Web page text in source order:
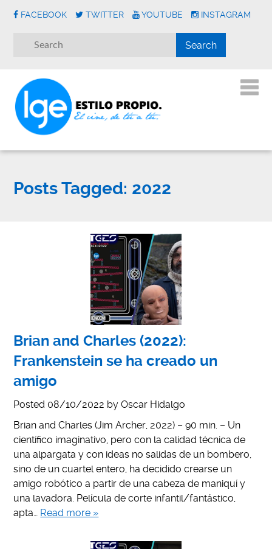
FACEBOOK TWITTER YOUTUBE INSTAGRAM
Posts Tagged: 2022
Brian and Charles (2022):
Frankenstein se ha creado un
amigo
Posted 08/10/2022 byOscar Hidalgo
Brian and Charles (Jim Archer, 2022) – 90 min. – Un
científico imaginativo, pero con la calidad técnica de
una alpargata y con ideas no salidas de un bombero,
sino de un cuartel entero, ha decidido crearse un
amigo robótico a partir de una cabeza de maniquí y
una lavadora. Película de corte infantil/fantástico,
apta… Read more »